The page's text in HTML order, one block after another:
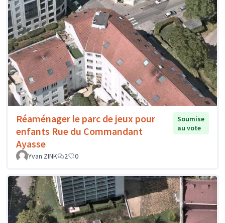
Réaménager le parc de jeux pour
enfants Rue du Commandant
Ayasse
Soumise
au vote
Yvan ZINK 2 0